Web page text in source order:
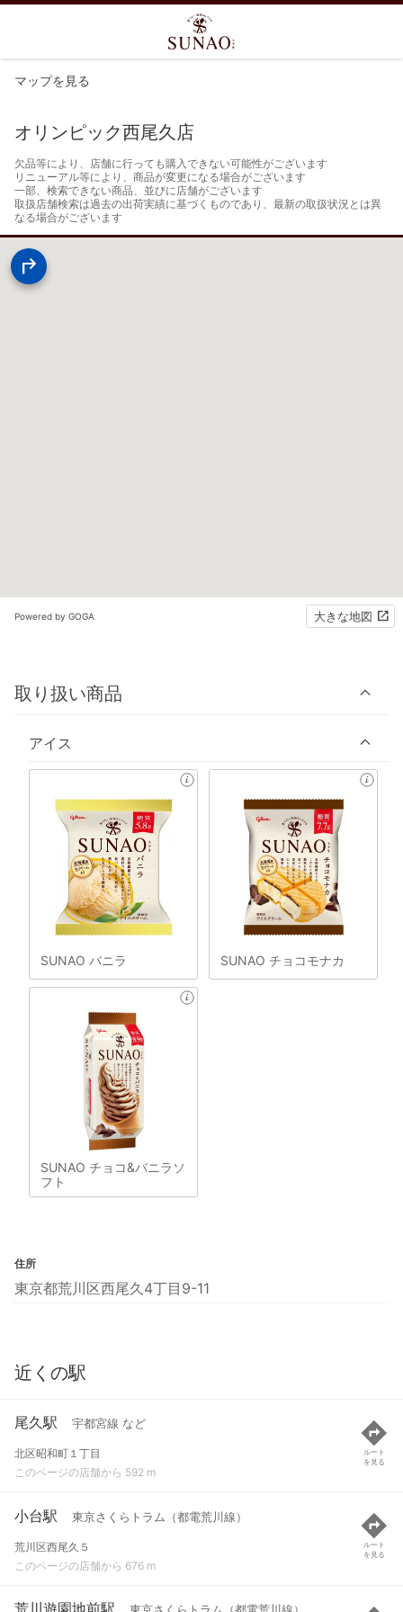
マップを見る
オリンピック西尾久店
欠品等により、店舗に行っても購入できない可能性がございます
リニューアル等により、商品が変更になる場合がございます
一部、検索できない商品、並びに店舗がございます
取扱店舗検索は過去の出荷実績に基づくものであり、最新の取扱状況とは異
なる場合がございます
Powered by GOGA 大きな地図
取り扱い商品
アイス
SUNAO バニラ SUNAO チョコモナカ
SUNAO チョコ&バニラソ
フト
住所
東京都荒川区西尾久4丁目9-11
近くの駅
尾久駅 宇都宮線 など
北区昭和町１丁目
このページの店舗から 592 m
ルート
を見る
小台駅 東京さくらトラム（都電荒川線）
荒川区西尾久５
このページの店舗から 676 m
ルート
を見る
荒川遊園地前駅